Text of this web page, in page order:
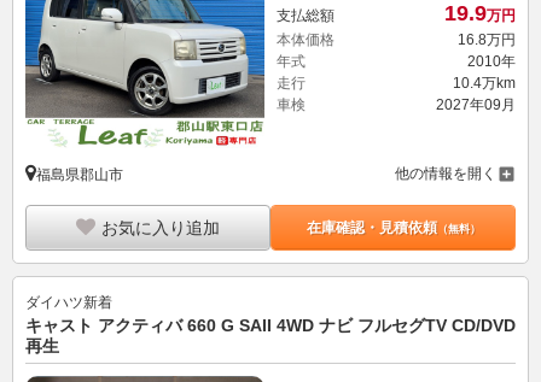
支払総額 19.9万円
本体価格
16.8万円
年式
2010年
走行
10.4万km
車検
2027年09月
福島県郡山市 他の情報を開く
お気に入り追加 在庫確認・見積依頼（無料）
ダイハツ新着
キャスト アクティバ 660 G SAII 4WD ナビ フルセグTV CD/DVD
再生